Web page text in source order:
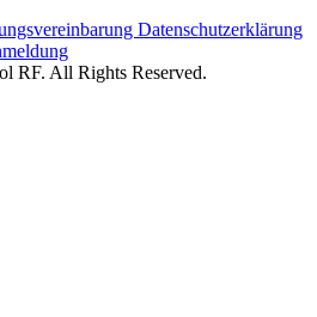
Datenschutzerklärung
RF. All Rights Reserved.